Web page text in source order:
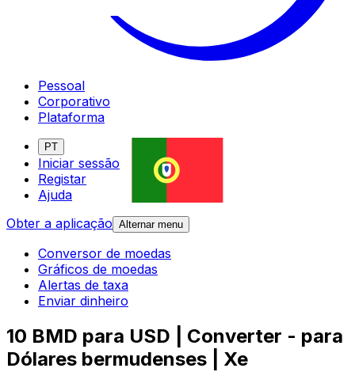
Pessoal
Corporativo
Plataforma
PT
Iniciar sessão
Registar
Ajuda
Obter a aplicação Alternar menu
Conversor de moedas
Gráficos de moedas
Alertas de taxa
Enviar dinheiro
10 BMD para USD | Converter - para
Dólares bermudenses | Xe